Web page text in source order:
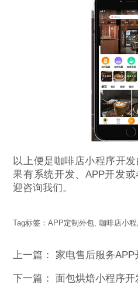
以上便是咖啡店小程序开
果有系统开发、APP开发
迎咨询我们。
Tag标签：APP定制外包,咖啡店小
上一篇： 家电售后服务
下一篇：面包烘焙小程序